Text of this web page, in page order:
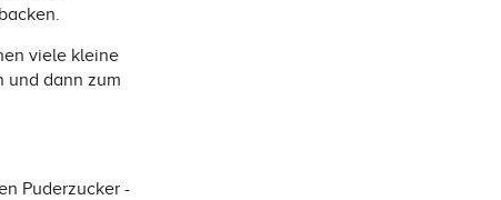
viele kleine
und dann zum
Puderzucker -